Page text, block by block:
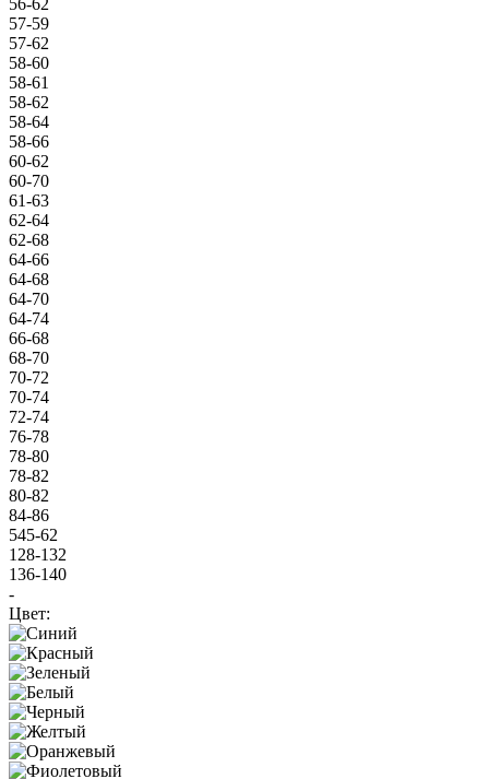
57-59
57-62
58-60
58-61
58-62
58-64
58-66
60-62
60-70
61-63
62-64
62-68
64-66
64-68
64-70
64-74
66-68
68-70
70-72
70-74
72-74
76-78
78-80
78-82
80-82
84-86
545-62
128-132
136-140
-
Цвет: